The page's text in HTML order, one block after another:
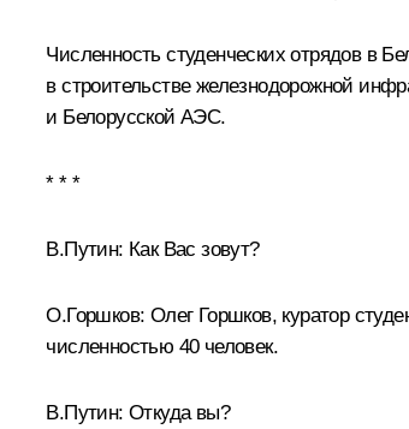
Численность студенческих отрядов в
в строительстве железнодорожной
и Белорусской АЭС.
* * *
В.Путин: Как Вас зовут?
О.Горшков: Олег Горшков, куратор
численностью 40 человек.
В.Путин: Откуда вы?